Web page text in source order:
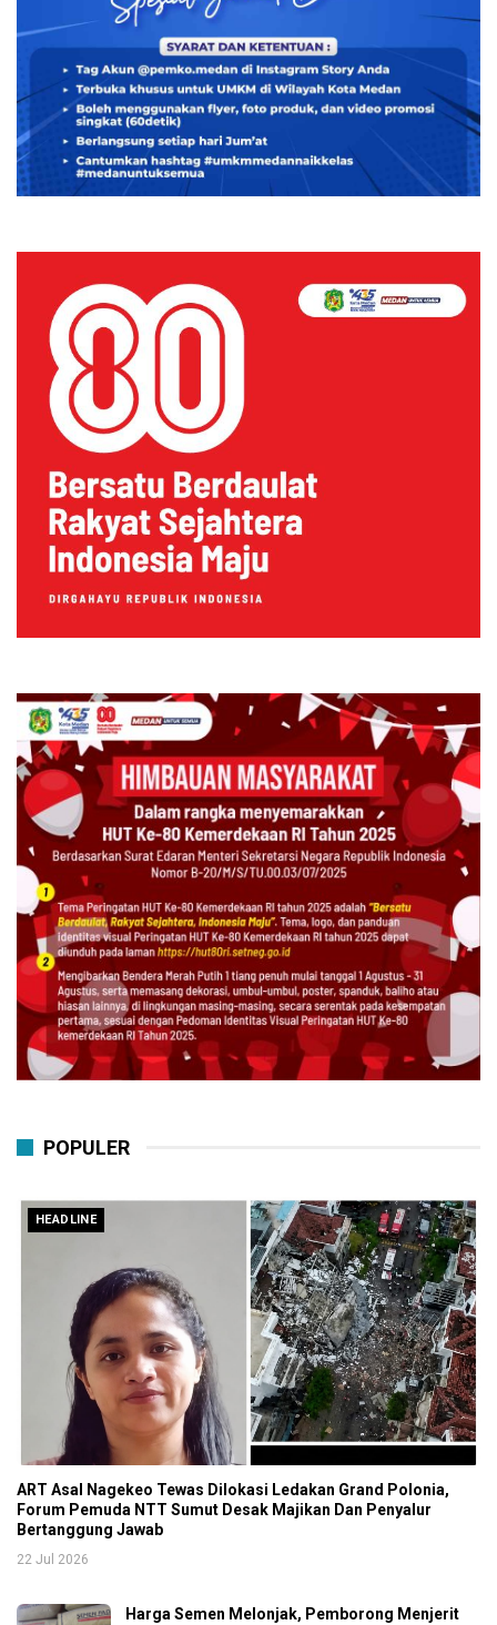
POPULER
HEADLINE
ART Asal Nagekeo Tewas Dilokasi Ledakan Grand Polonia,
Forum Pemuda NTT Sumut Desak Majikan Dan Penyalur
Bertanggung Jawab
22 Jul 2026
Harga Semen Melonjak, Pemborong Menjerit